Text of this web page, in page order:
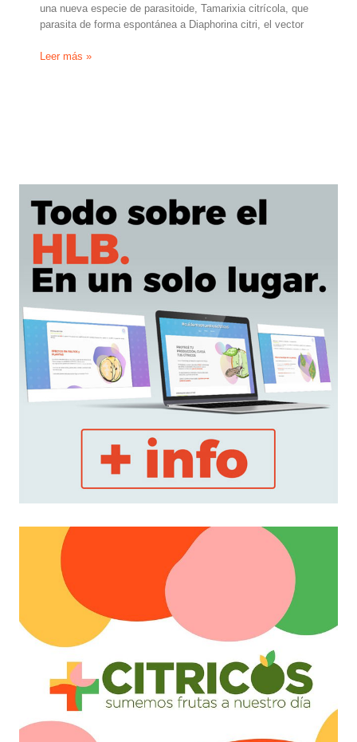
una nueva especie de parasitoide, Tamarixia citrícola, que
parasita de forma espontánea a Diaphorina citri, el vector
El
del
HLB
Diaphorina
Leer más »